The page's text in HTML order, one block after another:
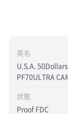
英名
U.S.A.
PF70ULTRA
状態
Proof FDC